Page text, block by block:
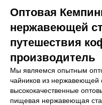
Оптовая
нержавеющей
путешествия
производитель
Мы являемся опытным
чайников из нержавеющей
высококачественные
пищевая нержавеющая